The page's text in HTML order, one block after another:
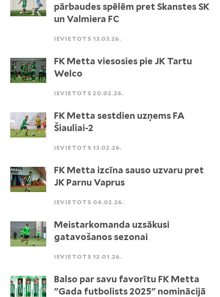
pārbaudes spēlēm pret Skanstes SK
un Valmiera FC
IEVIETOTS 13.03.26.
FK Metta viesosies pie JK Tartu
Welco
IEVIETOTS 20.02.26.
FK Metta sestdien uzņems FA
Šiauliai-2
IEVIETOTS 13.02.26.
FK Metta izcīna sauso uzvaru pret
JK Parnu Vaprus
IEVIETOTS 04.02.26.
Meistarkomanda uzsākusi
gatavošanos sezonai
IEVIETOTS 12.01.26.
Balso par savu favorītu FK Metta
"Gada futbolists 2025" nominācijā